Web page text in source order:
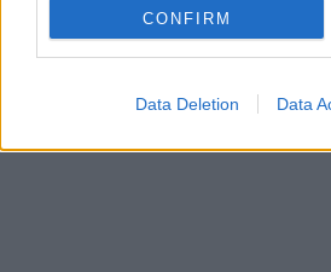
CONFIRM
Data Deletion Data